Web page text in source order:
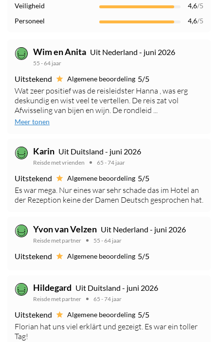
Veiligheid
4,6/5
Personeel
4,6/5
Wim en Anita Uit Nederland - juni 2026
55 - 64 jaar
Uitstekend Algemene beoordeling 5/5
Wat zeer positief was de reisleidster Hanna , was erg
deskundig en wist veel te vertellen. De reis zat vol
Afwisseling van bijen en wijn. De rondleid ...
Meer tonen
Karin Uit Duitsland - juni 2026
Reisde met vrienden 65 - 74 jaar
Uitstekend Algemene beoordeling 5/5
Es war mega. Nur eines war sehr schade das im Hotel an
der Rezeption keine der Damen Deutsch gesprochen hat.
Yvon van Velzen Uit Nederland - juni 2026
Reisde met partner 55 - 64 jaar
Uitstekend Algemene beoordeling 5/5
Hildegard Uit Duitsland - juni 2026
Reisde met partner 65 - 74 jaar
Uitstekend Algemene beoordeling 5/5
Florian hat uns viel erklärt und gezeigt. Es war ein toller
Tag!